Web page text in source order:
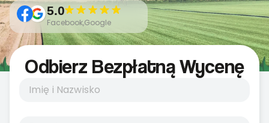
5.0
Facebook,Google
Odbierz Bezpłatną Wycenę